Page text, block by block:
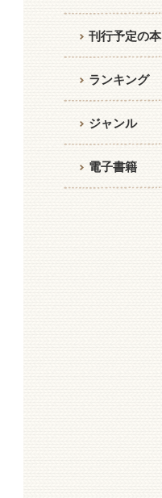
刊行予定の本
ランキング
ジャンル
電子書籍